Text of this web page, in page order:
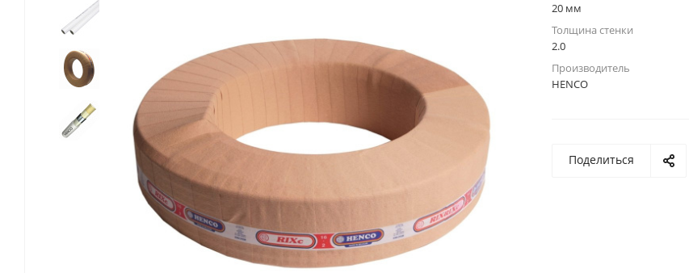
20 мм
Толщина стенки
2.0
Производитель
HENCO
Поделиться